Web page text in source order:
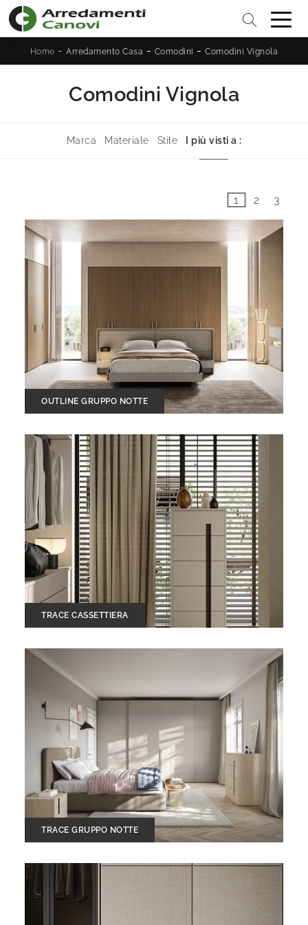
Home -Arredamento Casa - Comodini -Comodini Vignola
Comodini Vignola
Marca Materiale Stile I più visti a :
1 2 3
OUTLINE GRUPPO NOTTE
TRACE CASSETTIERA
TRACE GRUPPO NOTTE